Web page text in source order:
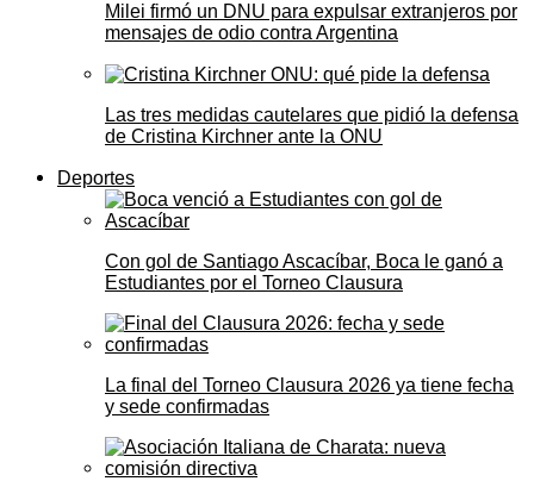
Milei firmó un DNU para expulsar extranjeros por
mensajes de odio contra Argentina
Las tres medidas cautelares que pidió la defensa
de Cristina Kirchner ante la ONU
Deportes
Con gol de Santiago Ascacíbar, Boca le ganó a
Estudiantes por el Torneo Clausura
La final del Torneo Clausura 2026 ya tiene fecha
y sede confirmadas